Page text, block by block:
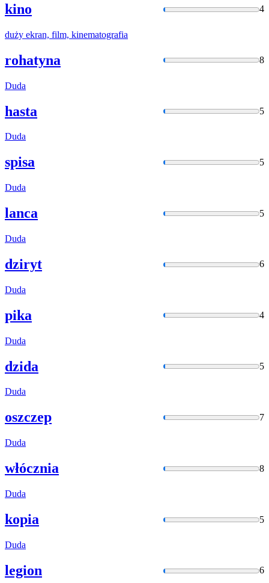
kino 4
duży ekran, film, kinematografia
rohatyna 8
Duda
hasta 5
Duda
spisa 5
Duda
lanca 5
Duda
dziryt 6
Duda
pika 4
Duda
dzida 5
Duda
oszczep 7
Duda
włócznia 8
Duda
kopia 5
Duda
legion 6